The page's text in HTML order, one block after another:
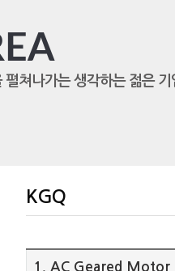
펼쳐나가는 생각하는 젊은 기
KGQ
1. AC Geared Motor